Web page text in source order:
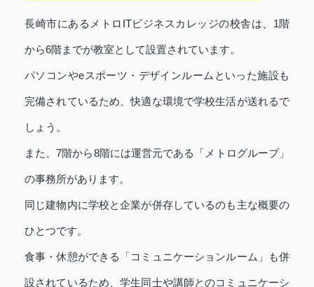
長崎市にあるメトロITビジネスカレッジの校舎は、1階
から6階までが教室として設置されています。
パソコンやeスポーツ・デザインルームといった施設も
完備されているため、快適な環境で学校生活が送れるで
しょう。
また、7階から8階には運営元である「メトログループ」
の事務所があります。
同じ建物内に学校と企業が併存しているのも主な概要の
ひとつです。
食事・休憩ができる「コミュニケーションルーム」も併
設されているため、学生同士や講師とのコミュニケーシ